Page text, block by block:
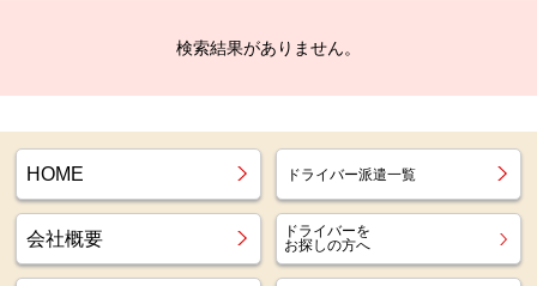
検索結果がありません。
HOME ドライバー派遣一覧
会社概要
ドライバーを
お探しの方へ